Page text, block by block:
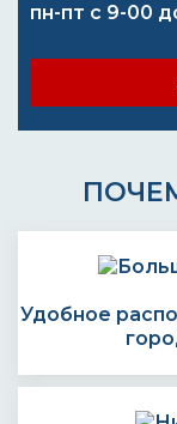
пн-пт с 9-00
Удобное